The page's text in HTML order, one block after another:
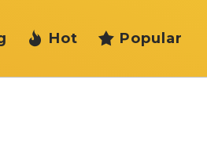
Hot Popular